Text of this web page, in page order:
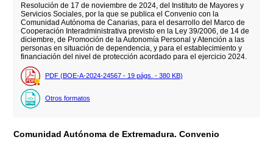
Resolución de 17 de noviembre de 2024, del Instituto de Mayores y
Servicios Sociales, por la que se publica el Convenio con la
Comunidad Autónoma de Canarias, para el desarrollo del Marco de
Cooperación Interadministrativa previsto en la Ley 39/2006, de 14 de
diciembre, de Promoción de la Autonomía Personal y Atención a las
personas en situación de dependencia, y para el establecimiento y
financiación del nivel de protección acordado para el ejercicio 2024.
PDF (BOE-A-2024-24567 - 19 págs. - 380 KB)
Otros formatos
Comunidad Autónoma de Extremadura. Convenio